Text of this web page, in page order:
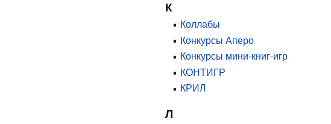
К
Коллабы
Конкурсы Аперо
Конкурсы мини-книг-игр
КОНТИГР
КРИЛ
Л